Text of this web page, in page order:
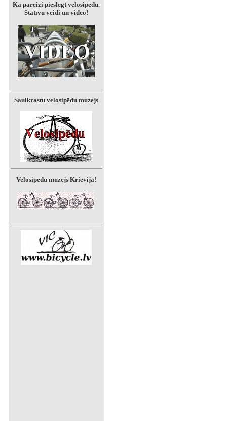
Kā pareizi pieslēgt velosipēdu.
Statīvu veidi un video!
Saulkrastu velosipēdu muzejs
Velosipēdu muzejs Krievijā!